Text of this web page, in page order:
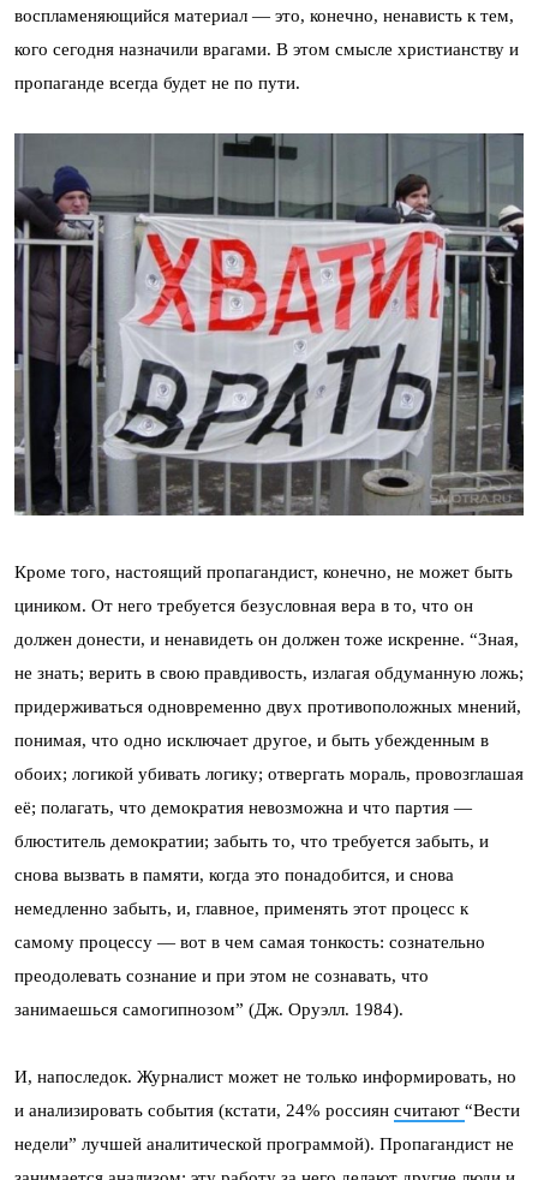
воспламеняющийся материал — это, конечно, ненависть к тем,
кого сегодня назначили врагами. В этом смысле христианству и
пропаганде всегда будет не по пути.
Кроме того, настоящий пропагандист, конечно, не может быть
циником. От него требуется безусловная вера в то, что он
должен донести, и ненавидеть он должен тоже искренне. “Зная,
не знать; верить в свою правдивость, излагая обдуманную ложь;
придерживаться одновременно двух противоположных мнений,
понимая, что одно исключает другое, и быть убежденным в
обоих; логикой убивать логику; отвергать мораль, провозглашая
её; полагать, что демократия невозможна и что партия —
блюститель демократии; забыть то, что требуется забыть, и
снова вызвать в памяти, когда это понадобится, и снова
немедленно забыть, и, главное, применять этот процесс к
самому процессу — вот в чем самая тонкость: сознательно
преодолевать сознание и при этом не сознавать, что
занимаешься самогипнозом” (Дж. Оруэлл. 1984).
И, напоследок. Журналист может не только информировать, но
и анализировать события (кстати, 24% россиян считают “Вести
недели” лучшей аналитической программой). Пропагандист не